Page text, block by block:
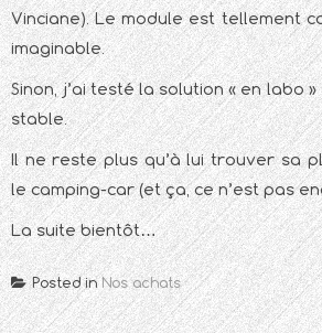
Vinciane). Le module est tellement
imaginable.
Sinon, j’ai testé la solution « en labo
stable.
Il ne reste plus qu’à lui trouver sa
le camping-car (et ça, ce n’est pas
La suite bientôt…
Posted inNos achats